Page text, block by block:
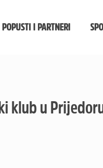
POPUSTI I PARTNERI
klub u